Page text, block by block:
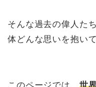
そんな過去の偉人た
体どんな思いを抱い